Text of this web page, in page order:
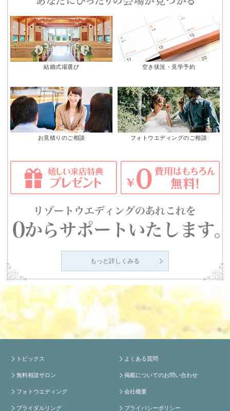
結婚式場選び 空き状況・見学予約
お見積りのご相談 フォトウエディングのご相談
もっと詳しくみる
トピックス
無料相談サロン
フォトウエディング
ブライダルリング
よくある質問
掲載についてのお問い合わせ
会社概要
プライバシーポリシー